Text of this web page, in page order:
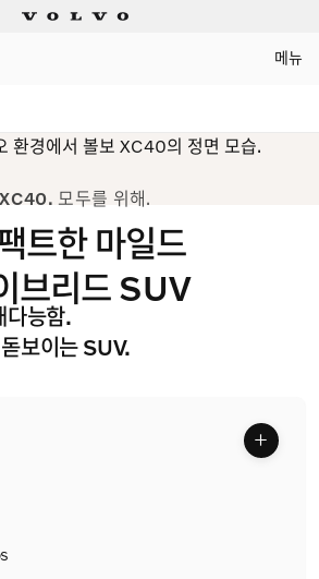
메뉴
XC40. 모두를 위해.
트한 마일드
브리드 SUV
다능함.
보이는 SUV.
+